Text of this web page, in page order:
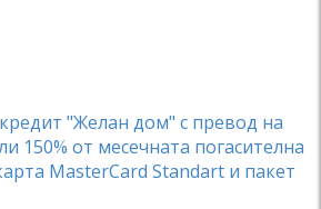
"Желан дом" с превод на
150% от месечната погасителна
MasterCard Standart и пакет